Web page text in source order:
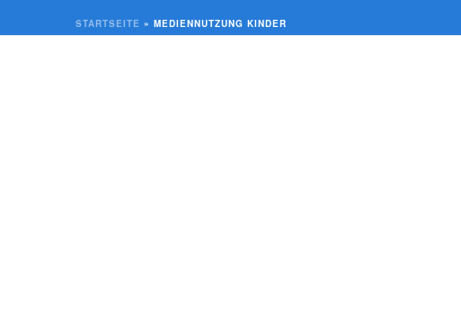
STARTSEITE » MEDIENNUTZUNG KINDER